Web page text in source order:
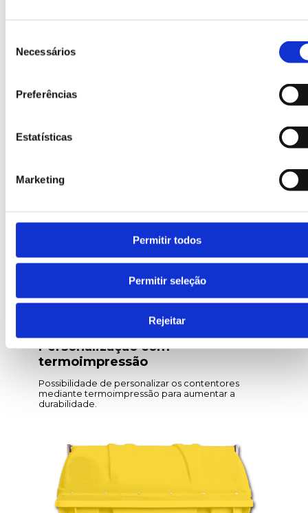
Necessários
Preferências
Estatísticas
Marketing
Permitir todos
Permitir seleção
Rejeitar
Pictografia relativa ao tipo de resíduo e texto
Personalização com
termoimpressão
Possibilidade de personalizar os contentores
mediante termoimpressão para aumentar a
durabilidade.